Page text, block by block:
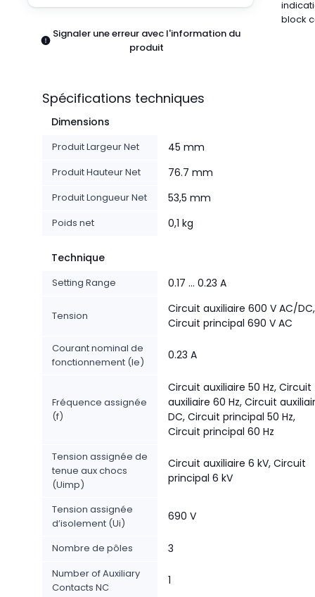
Pneumatiques
Relais
Interrupteurs
Blocs terminaux
Promotions
Signaler une erreur avec l'information du
produit
block
Spécifications techniques
Dimensions
Produit Largeur Net 45 mm
Produit Hauteur Net 76.7 mm
Produit Longueur Net 53,5 mm
Poids net 0,1 kg
Technique
Setting Range 0.17 ... 0.23 A
Tension
Circuit auxiliaire 600 V AC/DC,
Circuit principal 690 V AC
Courant nominal de
fonctionnement (Ie)
0.23 A
Fréquence assignée
(f)
Circuit auxiliaire 50 Hz, Circuit
auxiliaire 60 Hz, Circuit
DC, Circuit principal 50 Hz,
Circuit principal 60 Hz
Tension assignée de
tenue aux chocs
(Uimp)
Circuit auxiliaire 6 kV, Circuit
principal 6 kV
Tension assignée
d’isolement (Ui)
690 V
Nombre de pôles 3
Number of Auxiliary
Contacts NC
1